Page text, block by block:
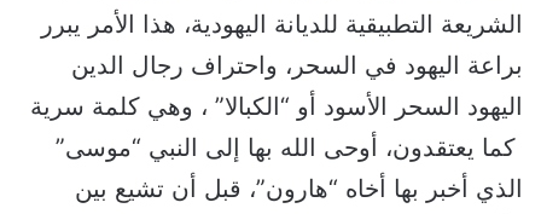
الشريعة التطبيقية للديانة اليهودية، هذا الأمر يبرر
براعة اليهود في السحر، واحتراف رجال الدين
اليهود السحر الأسود أو “الكبالا” ، وهي كلمة سرية
كما يعتقدون، أوحى الله بها إلى النبي “موسى”
الذي أخبر بها أخاه “هارون”، قبل أن تشيع بين